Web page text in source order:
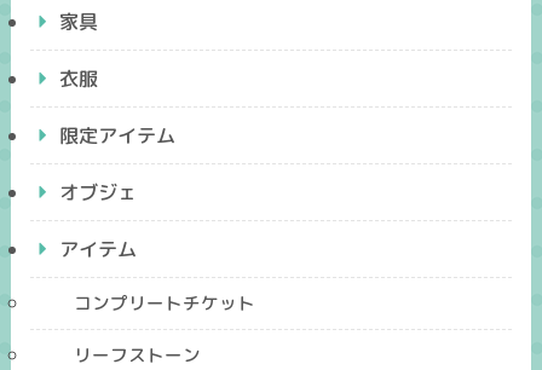
家具
衣服
限定アイテム
オブジェ
アイテム
コンプリートチケット
リーフストーン